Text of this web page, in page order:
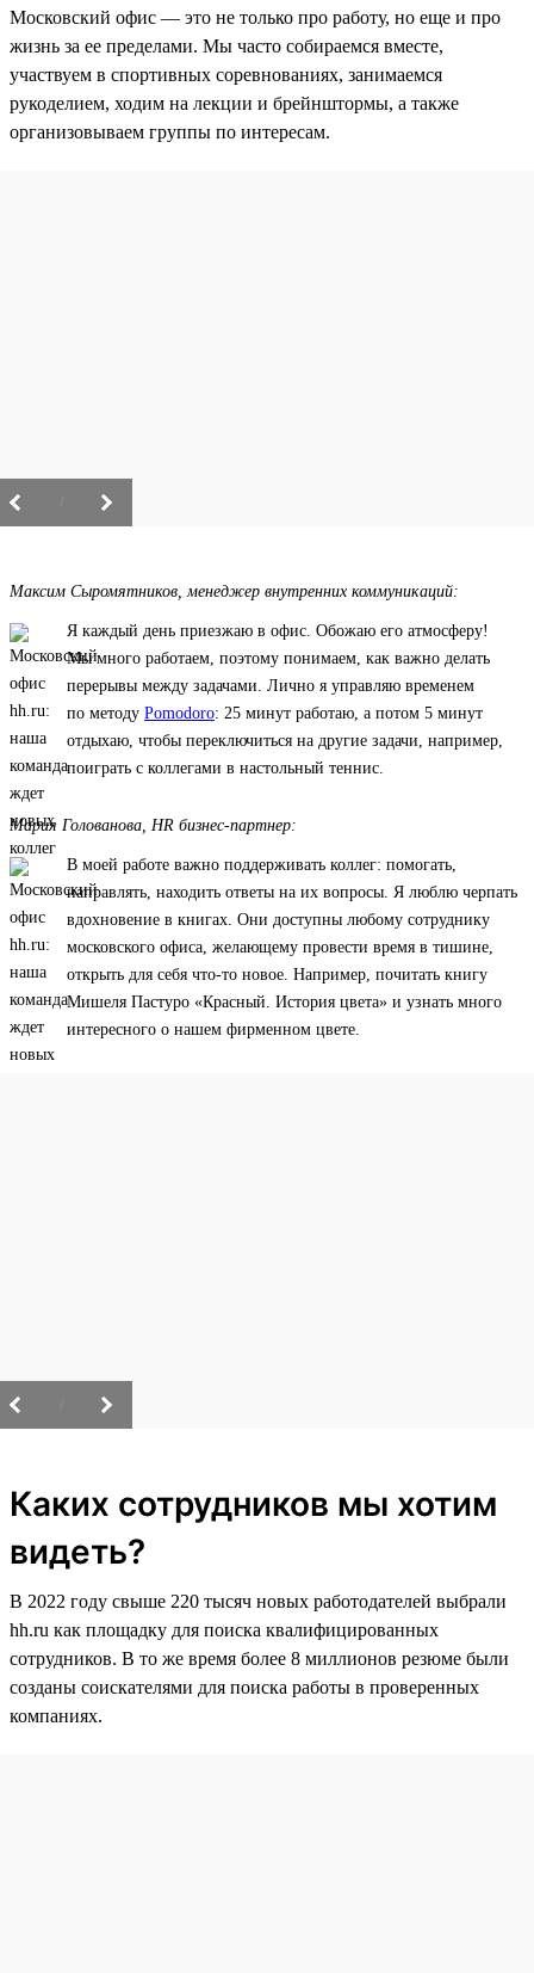
Московский офис — это не только про работу, но еще и про
жизнь за ее пределами. Мы часто собираемся вместе,
участвуем в спортивных соревнованиях, занимаемся
рукоделием, ходим на лекции и брейнштормы, а также
организовываем группы по интересам.
Максим Сыромятников, менеджер внутренних коммуникаций:
Я каждый день приезжаю в офис. Обожаю его атмосферу!
Мы много работаем, поэтому понимаем, как важно делать
перерывы между задачами. Лично я управляю временем
по методу Pomodoro: 25 минут работаю, а потом 5 минут
отдыхаю, чтобы переключиться на другие задачи, например,
поиграть с коллегами в настольный теннис.
Мария Голованова, HR бизнес-партнер:
В моей работе важно поддерживать коллег: помогать,
направлять, находить ответы на их вопросы. Я люблю черпать
вдохновение в книгах. Они доступны любому сотруднику
московского офиса, желающему провести время в тишине,
открыть для себя что-то новое. Например, почитать книгу
Мишеля Пастуро «Красный. История цвета» и узнать много
интересного о нашем фирменном цвете.
Каких сотрудников мы хотим
видеть?
В 2022 году свыше 220 тысяч новых работодателей выбрали
hh.ru как площадку для поиска квалифицированных
сотрудников. В то же время более 8 миллионов резюме были
созданы соискателями для поиска работы в проверенных
компаниях.